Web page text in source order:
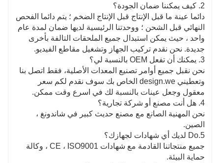
2. كيف يمكننا ضمان الجودة؟
دائما عينة ما قبل الإنتاج قبل الإنتاج الضخم ؛ يتم دائما الفحص
النهائي قبل الشحن ؛ ووحدتنا الرئيسية لديها ضمان لمدة عام
واحد ، حيث يمكن استبدال جميع الملحقات التالفة بأخرى
جديدة. نحن نقدم تركيب الجهاز وتشغيل مقاطع الفيديو.
3. يمكنك أن تفعل OEM بالنسبة لي؟
نحن نقبل جميع أوامر تصنيع المعدات الأصلية، فقط اتصل بنا
وتعطيني design.we الخاص بك سوف نقدم لكم سعر
معقول وجعل عينات بالنسبة لك في اسرع وقت ممكن.
4. هل أنت مصنع أو شركة تجارية؟
نحن المهنية الصانع مع مصنع حديث كبير في شاندونغ ،
الصين.
5.Do لديك أي شهادات لجهازك؟
جميع منتجاتنا القادمة مع شهادات CE ، ISO9001 ، وكالة
حماية البيئة.